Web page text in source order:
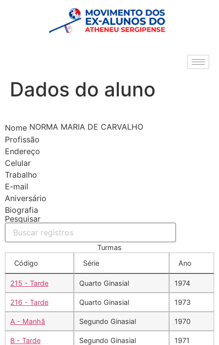
Dados do aluno
Nome NORMA MARIA DE CARVALHO
Profissão
Endereço
Celular
Trabalho
E-mail
Aniversário
Biografia
Pesquisar
Turmas
Código
Série Ano
215 - Tarde Quarto Ginasial 1974
216 - Tarde Quarto Ginasial 1973
A - Manhã Segundo Ginasial 1970
B - Tarde Segundo Ginasial 1971